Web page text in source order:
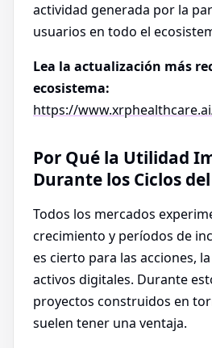
actividad generada por la
usuarios en todo el
Lea la actualización más
ecosistema:
https://
Por Qué la Utilidad
Durante los Ciclos
Todos los mercados
crecimiento y períodos de
es cierto para las acciones,
activos digitales. Durante
proyectos construidos en
suelen tener una ventaja.